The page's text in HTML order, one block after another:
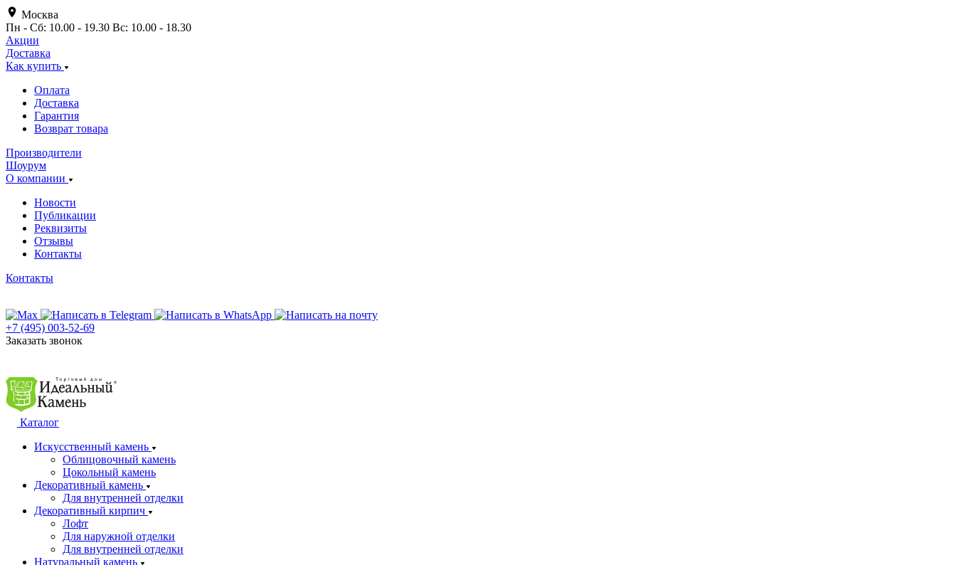
Москва
Пн - Сб: 10.00 - 19.30 Вс: 10.00 - 18.30
Акции
Доставка
Как купить
Оплата
Доставка
Гарантия
Возврат товара
Производители
Шоурум
О компании
Новости
Публикации
Реквизиты
Отзывы
Контакты
Контакты
+7 (495) 003-52-69
Заказать звонок
Каталог
Искусственный камень
Облицовочный камень
Цокольный камень
Декоративный камень
Для внутренней отделки
Декоративный кирпич
Лофт
Для наружной отделки
Для внутренней отделки
Натуральный камень